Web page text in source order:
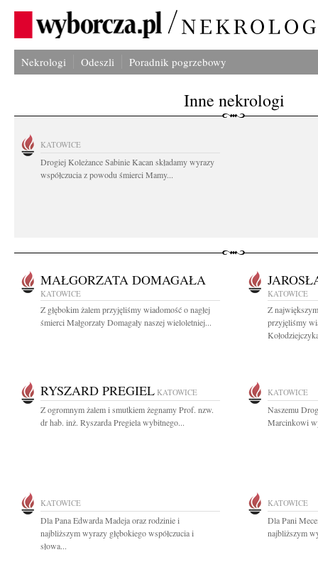
Nekrologi Odeszli Poradnik pogrzebowy
Inne nekrologi
KATOWICE
Drogiej Koleżance Sabinie Kacan składamy wyrazy
współczucia z powodu śmierci Mamy...
MAŁGORZATA DOMAGAŁA
KATOWICE
Z głębokim żalem przyjęliśmy wiadomość o nagłej
śmierci Małgorzaty Domagały naszej wieloletniej...
KATOWICE
Z
przyjęliśmy
RYSZARD PREGIEL KATOWICE
Z ogromnym żalem i smutkiem żegnamy Prof. nzw.
dr hab. inż. Ryszarda Pregiela wybitnego...
KATOWICE
Naszemu
Marcinkowi
KATOWICE
Dla Pana Edwarda Madeja oraz rodzinie i
najbliższym wyrazy głębokiego współczucia i
słowa...
KATOWICE
Dla Pani
najbliższym